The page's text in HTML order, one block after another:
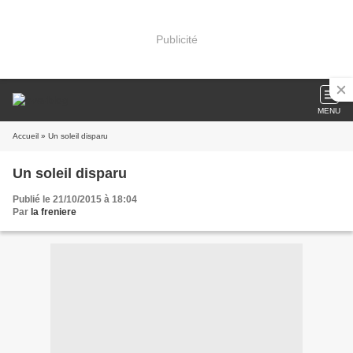
Publicité
MENU
Accueil » Un soleil disparu
Un soleil disparu
Publié le 21/10/2015 à 18:04
Par la freniere